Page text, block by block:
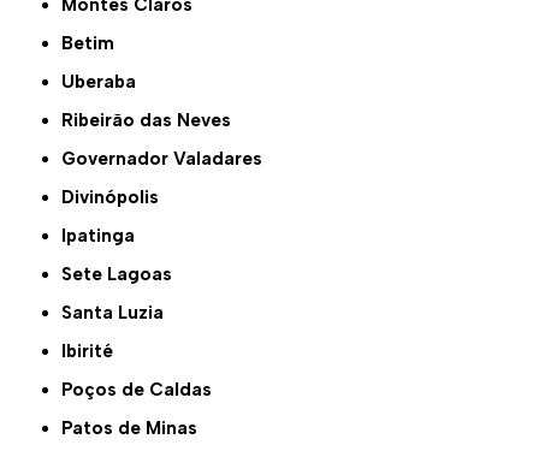
Montes Claros
Betim
Uberaba
Ribeirão das Neves
Governador Valadares
Divinópolis
Ipatinga
Sete Lagoas
Santa Luzia
Ibirité
Poços de Caldas
Patos de Minas